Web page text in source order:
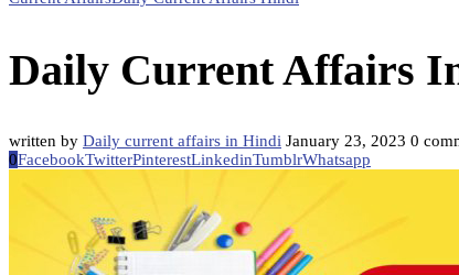
Daily Current Affairs
written by Daily current affairs in Hindi January 23, 2023 0
0FacebookTwitterPinterestLinkedinTumblrWhatsapp